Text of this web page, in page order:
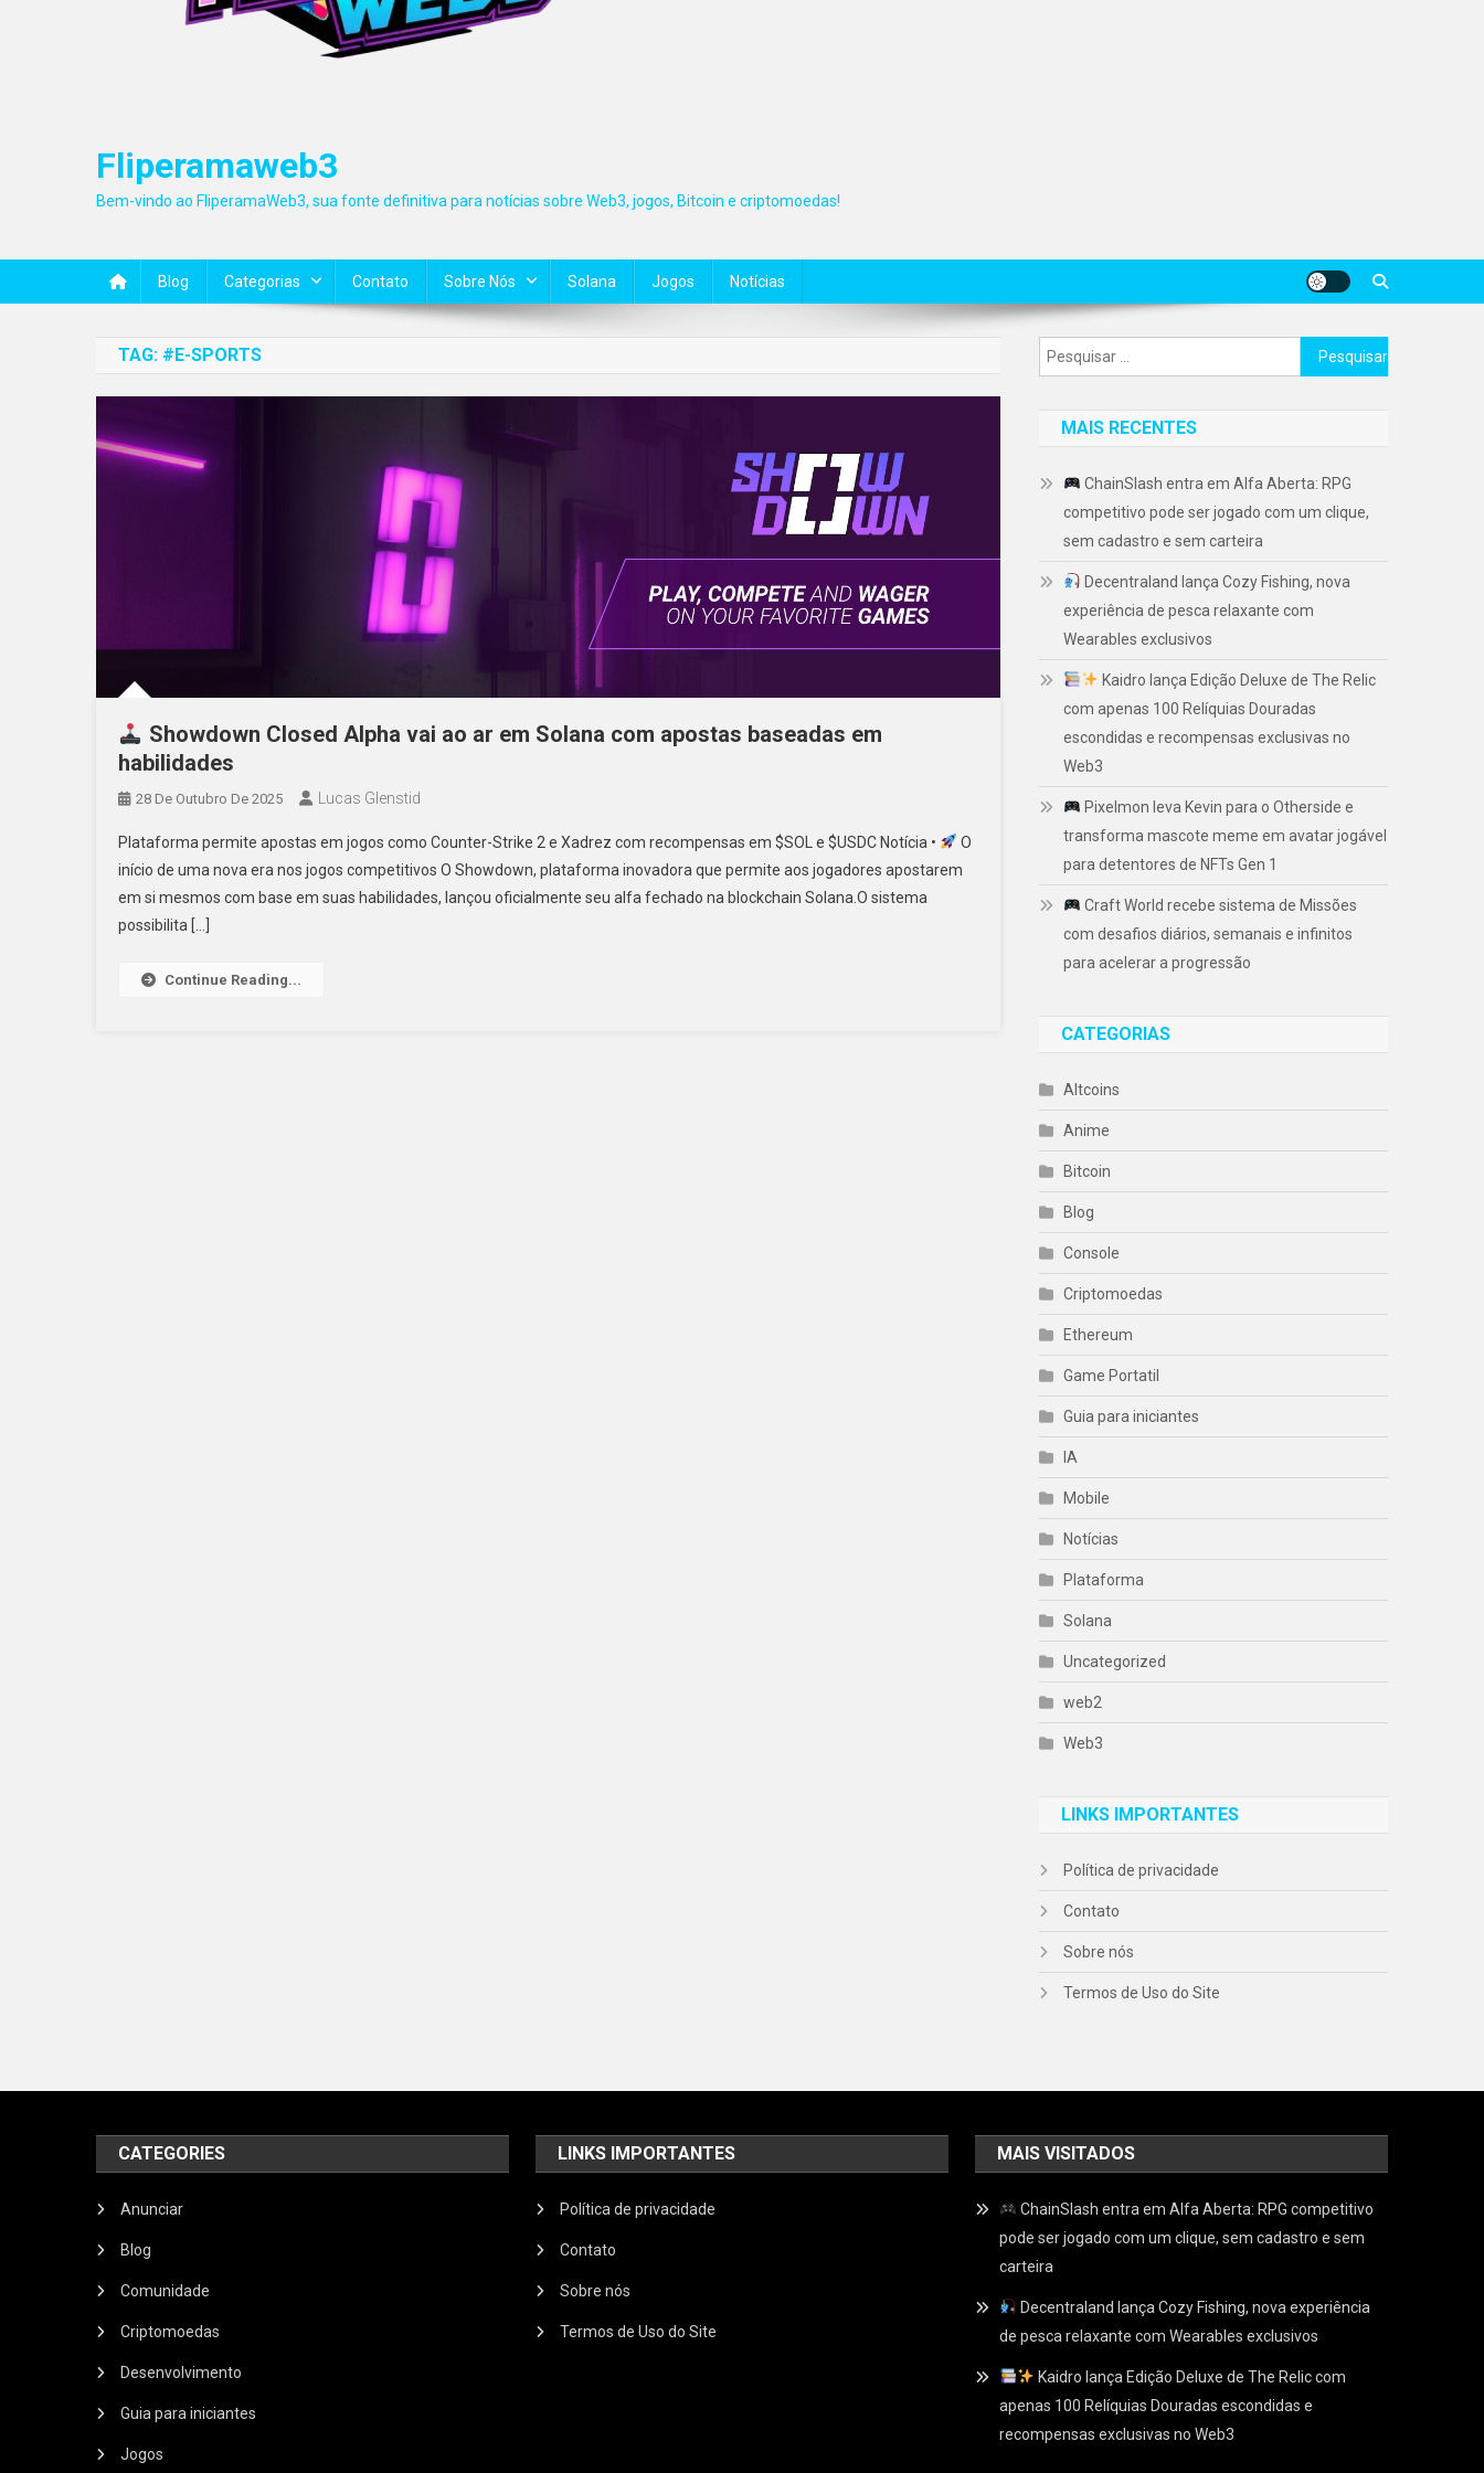
Fliperamaweb3
Bem-vindo ao FliperamaWeb3, sua fonte definitiva para notícias sobre Web3, jogos, Bitcoin e criptomoedas!
Blog Categorias Contato Sobre Nós Solana Jogos Notícias
TAG: #E-SPORTS
Showdown Closed Alpha vai ao ar em Solana com apostas baseadas em
habilidades
28 De Outubro De 2025 Lucas Glenstid
Plataforma permite apostas em jogos como Counter-Strike 2 e Xadrez com recompensas em $SOL e $USDC Notícia •
O
início de uma nova era nos jogos competitivos O Showdown, plataforma inovadora que permite aos jogadores apostarem
em si mesmos com base em suas habilidades, lançou oficialmente seu alfa fechado na blockchain Solana.O sistema
possibilita […]
Continue Reading...
Pesquisar
por:
MAIS RECENTES
ChainSlash entra em Alfa Aberta: RPG
competitivo pode ser jogado com um clique,
sem cadastro e sem carteira
Decentraland lança Cozy Fishing, nova
experiência de pesca relaxante com
Wearables exclusivos
Kaidro lança Edição Deluxe de The Relic
com apenas 100 Relíquias Douradas
escondidas e recompensas exclusivas no
Web3
Pixelmon leva Kevin para o Otherside e
transforma mascote meme em avatar jogável
para detentores de NFTs Gen 1
Craft World recebe sistema de Missões
com desafios diários, semanais e infinitos
para acelerar a progressão
CATEGORIAS
Altcoins
Anime
Bitcoin
Blog
Console
Criptomoedas
Ethereum
Game Portatil
Guia para iniciantes
IA
Mobile
Notícias
Plataforma
Solana
Uncategorized
web2
Web3
LINKS IMPORTANTES
Política de privacidade
Contato
Sobre nós
Termos de Uso do Site
CATEGORIES
Anunciar
Blog
Comunidade
Criptomoedas
Desenvolvimento
Guia para iniciantes
Jogos
LINKS IMPORTANTES
Política de privacidade
Contato
Sobre nós
Termos de Uso do Site
MAIS VISITADOS
ChainSlash entra em Alfa Aberta: RPG competitivo
pode ser jogado com um clique, sem cadastro e sem
carteira
Decentraland lança Cozy Fishing, nova experiência
de pesca relaxante com Wearables exclusivos
Kaidro lança Edição Deluxe de The Relic com
apenas 100 Relíquias Douradas escondidas e
recompensas exclusivas no Web3